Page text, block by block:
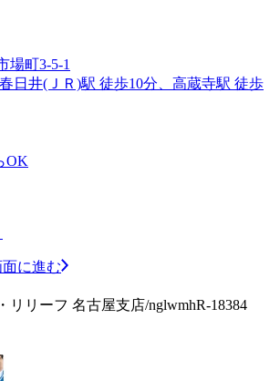
場町3-5-1
日井(ＪＲ)駅 徒歩10分、高蔵寺駅 徒歩
OK
に進む
リリーフ 名古屋支店/nglwmhR-18384